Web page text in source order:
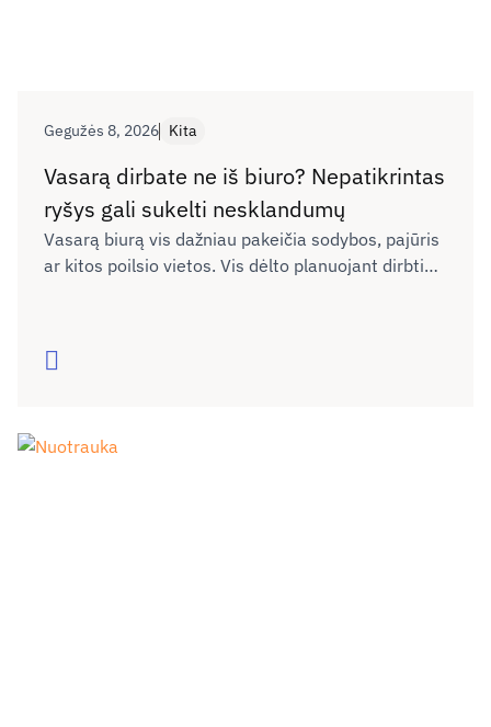
Gegužės 8, 2026 Kita
Vasarą dirbate ne iš biuro? Nepatikrintas
ryšys gali sukelti nesklandumų
Vasarą biurą vis dažniau pakeičia sodybos, pajūris
ar kitos poilsio vietos. Vis dėlto planuojant dirbti
išvengti galimų nesklandumų dėl ryšio kokybės ne
Skaityti